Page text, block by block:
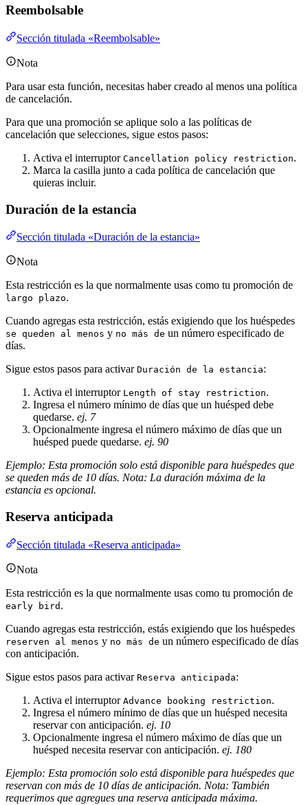
Reembolsable
Sección titulada «Reembolsable»
Nota
Para usar esta función, necesitas haber creado al menos una política
de cancelación.
Para que una promoción se aplique solo a las políticas de
cancelación que selecciones, sigue estos pasos:
Activa el interruptor Cancellation policy restriction.
Marca la casilla junto a cada política de cancelación que
quieras incluir.
Duración de la estancia
Sección titulada «Duración de la estancia»
Nota
Esta restricción es la que normalmente usas como tu promoción de
largo plazo.
Cuando agregas esta restricción, estás exigiendo que los huéspedes
se queden al menos y no más de un número especificado de
días.
Sigue estos pasos para activar Duración de la estancia:
Activa el interruptor Length of stay restriction.
Ingresa el número mínimo de días que un huésped debe
quedarse. ej. 7
Opcionalmente ingresa el número máximo de días que un
huésped puede quedarse. ej. 90
Ejemplo: Esta promoción solo está disponible para huéspedes que
se queden más de 10 días. Nota: La duración máxima de la
estancia es opcional.
Reserva anticipada
Sección titulada «Reserva anticipada»
Nota
Esta restricción es la que normalmente usas como tu promoción de
early bird .
Cuando agregas esta restricción, estás exigiendo que los huéspedes
reserven al menos y no más de un número especificado de días
con anticipación.
Sigue estos pasos para activar Reserva anticipada:
Activa el interruptor Advance booking restriction.
Ingresa el número mínimo de días que un huésped necesita
reservar con anticipación. ej. 10
Opcionalmente ingresa el número máximo de días que un
huésped necesita reservar con anticipación. ej. 180
Ejemplo: Esta promoción solo está disponible para huéspedes que
reservan con más de 10 días de anticipación. Nota: También
requerimos que agregues una reserva anticipada máxima.